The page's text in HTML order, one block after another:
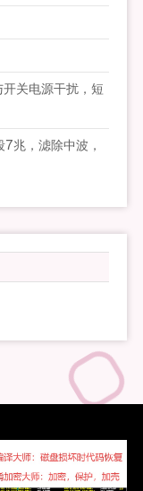
关电源干扰，短
兆，滤除中波，